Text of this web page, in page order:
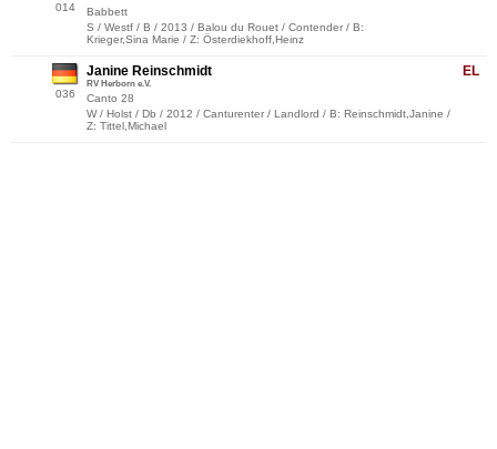
014
Babbett
S / Westf / B / 2013 / Balou du Rouet / Contender / B:
Krieger,Sina Marie / Z: Österdiekhoff,Heinz
036
EL
Janine Reinschmidt
RV Herborn e.V.
Canto 28
W / Holst / Db / 2012 / Canturenter / Landlord / B: Reinschmidt,Janine /
Z: Tittel,Michael